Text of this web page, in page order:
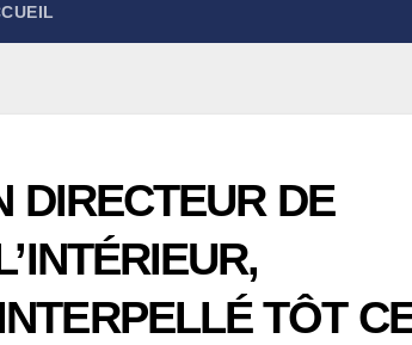
DIRECTEUR DE
TÔT